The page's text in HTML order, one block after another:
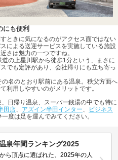
にも便利
ときに気になるのがアクセス面ではない
による送迎サービスを実施している施設
さは魅力の一つですね。
道の上星川駅から徒歩1分という、まさに
でも定評があり、会社帰りにも立ち寄っ
の名のとおり駅前にある温泉。秩父方面へ
利用しやすいのがメリットです。
日帰り温泉、スーパー銭湯の中でも特に
田店、 アズイン半田インター、
ビジネス
度は足を運んでみてください。
泉年間ランキング2025
ら頂点に選ばれた、2025年の人